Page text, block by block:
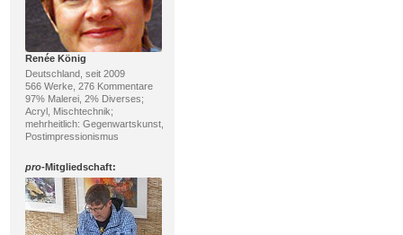
Renée König
Deutschland, seit 2009
566 Werke, 276 Kommentare
97% Malerei, 2% Diverses;
Acryl, Mischtechnik;
mehrheitlich: Gegenwartskunst,
Postimpressionismus
pro-Mitgliedschaft: